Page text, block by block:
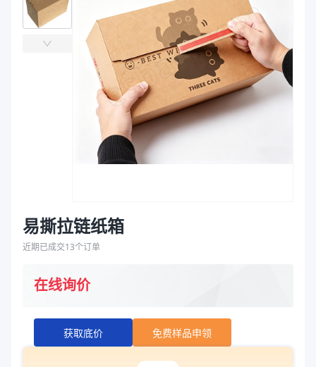
221330
SE53
热收缩
袋
拉伸膜
主要材质
牛皮纸、PE
易撕拉链纸箱
近期已成交13个订单
在线询价
获取底价 免费样品申领